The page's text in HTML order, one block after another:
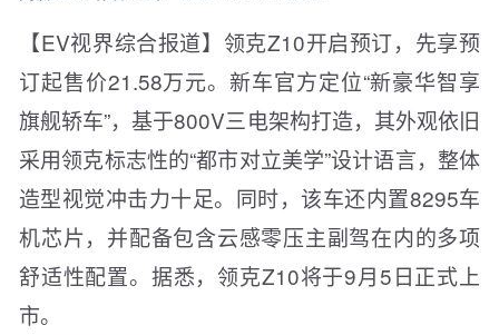
【EV视界综合报道】领克Z10开启预订，先享预
订起售价21.58万元。新车官方定位“新豪华智享
旗舰轿车”，基于800V三电架构打造，其外观依旧
采用领克标志性的“都市对立美学”设计语言，整体
造型视觉冲击力十足。同时，该车还内置8295车
机芯片，并配备包含云感零压主副驾在内的多项
舒适性配置。据悉，领克Z10将于9月5日正式上
市。